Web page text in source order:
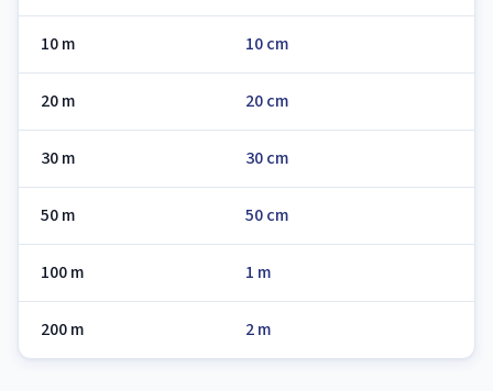
10 m 10 cm
20 m 20 cm
30 m 30 cm
50 m 50 cm
100 m 1 m
200 m 2 m